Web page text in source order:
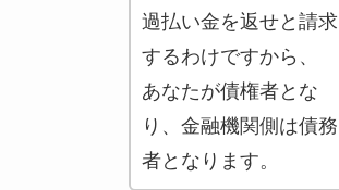
過払い金を返せと請求
するわけですから、
あなたが債権者とな
り、金融機関側は債務
者となります。